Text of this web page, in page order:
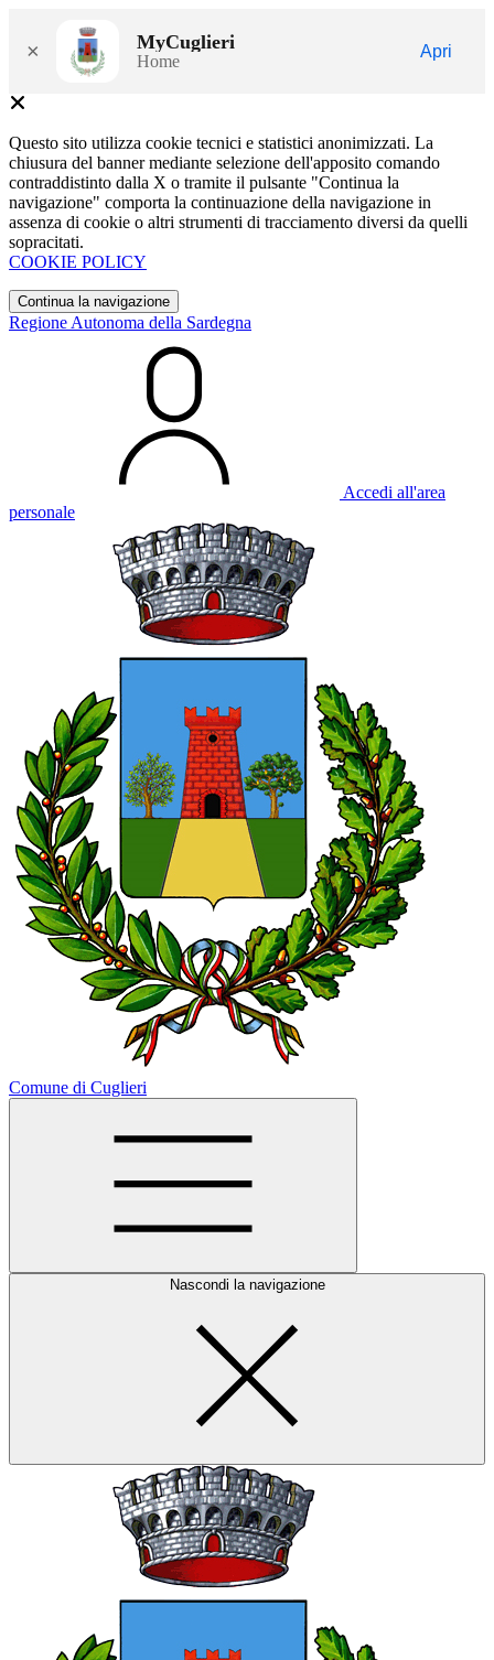
× MyCuglieri
Home
Apri
Questo sito utilizza cookie tecnici e statistici anonimizzati. La
chiusura del banner mediante selezione dell'apposito comando
contraddistinto dalla X o tramite il pulsante "Continua la
navigazione" comporta la continuazione della navigazione in
assenza di cookie o altri strumenti di tracciamento diversi da quelli
sopracitati.
COOKIE POLICY
Continua la navigazione
Regione Autonoma della Sardegna
Accedi all'area
personale
Comune di Cuglieri
Nascondi la navigazione